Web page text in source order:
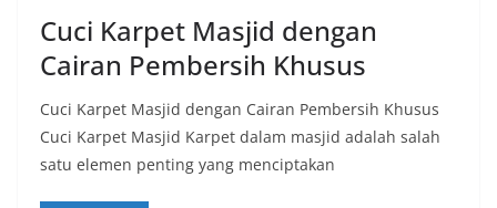
Cuci Karpet Masjid dengan
Cairan Pembersih Khusus
Cuci Karpet Masjid dengan Cairan Pembersih Khusus
Cuci Karpet Masjid Karpet dalam masjid adalah salah
satu elemen penting yang menciptakan